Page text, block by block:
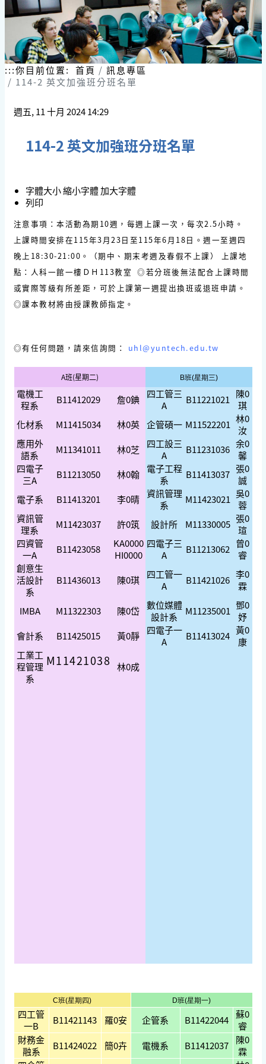
到
內
容
區
塊
:::你目前位置: 首頁
訊息專區
114-2 英文加強班分班名單
週五, 11 十月 2024 14:29
114-2 英文加強班分班名單
字體大小縮小字體加大字體
列印
注意事項：本活動為期10週，每週上課一次，每次2.5小時。
上課時間安排在115年3月23日至115年6月18日。週一至週四
晚上18:30-21:00。（期中、期末考週及春假不上課） 上課地
點：人科一館一樓ＤＨ113教室 ◎若分班後無法配合上課時間
或實際等級有所差距，可於上課第一週提出換班或退班申請。
◎課本教材將由授課教師指定。
◎有任何問題，請來信詢問： uhl@yuntech.edu.tw
A班(星期二) B班(星期三)
電機工
程系
B11412029 詹0錪
四工管三
A
B11221021 陳0
琪
化材系
M11415034 林0英 企管碩一 M11522201 林0
汝
應用外
語系
M11341011 林0芝
四工設三
A
B11231036 余0
馨
四電子
三A
B11213050 林0翰
電子工程
系
B11413037 張0
誠
電子系
B11413201 李0晴 資訊管理
系
M11423021 吳0
蓉
資訊管
理系
M11423037 許0筑 設計所 M11330005 張0
瑄
四資管
一A
B11423058
KA0000
HI0000
四電子三
A
B11213062 曾0
睿
創意生
活設計
系
B11436013 陳0琪
四工管一
A
B11421026 李0
霖
IMBA
M11322303 陳0岱 數位媒體
設計系
M11235001 鄧0
妤
會計系
B11425015 黃0靜
四電子一
A
B11413024 黃0
康
工業工
程管理
系
M11421038 林0成
C班(星期四) D班(星期一)
四工管
一B
B11421143 羅0安 企管系 B11422044 蘇0
睿
財務金
融系
B11424022 簡0卉 電機系 B11412037
陳0
霖